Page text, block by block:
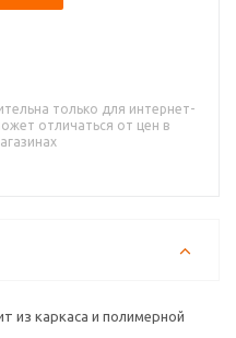
только для интернет-
отличаться от цен в
из каркаса и полимерной